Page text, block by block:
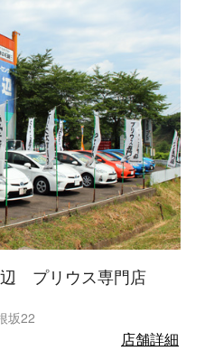
プリウス専門店
坂22
店舗詳細